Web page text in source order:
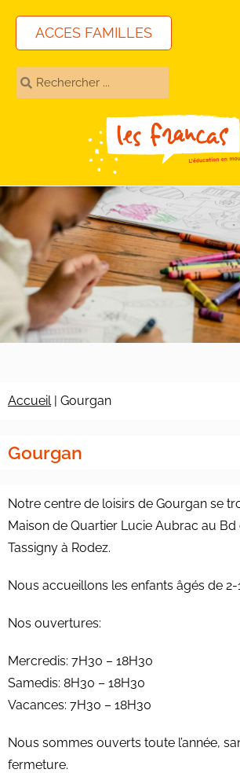
ACCES FAMILLES
Accueil| Gourgan
Gourgan
Notre centre de loisirs de Gourgan se
Maison de Quartier Lucie Aubrac au
Tassigny à Rodez.
Nous accueillons les enfants âgés de 2-
Nos ouvertures:
Mercredis: 7H30 – 18H30
Samedis: 8H30 – 18H30
Vacances: 7H30 – 18H30
Nous sommes ouverts toute l’année,
fermeture.